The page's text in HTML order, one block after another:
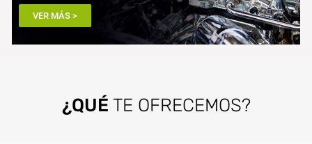
VER MÁS >
¿QUÉ TE OFRECEMOS?